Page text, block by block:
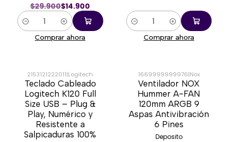
$29.900$14.900
Cantidad
Comprar ahora
Cantidad
Comprar ahora
-57%
2153121222011|Logitech
Teclado Cableado
Logitech K120 Full
Size USB – Plug &
Play, Numérico y
Resistente a
Salpicaduras 100%
-60%
1669999999976|Nox
Ventilador NOX
Hummer A-FAN
120mm ARGB 9
Aspas Antivibración
6 Pines
Deposito